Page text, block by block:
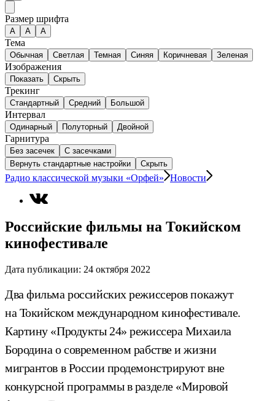
Размер шрифта
А A A
Тема
Обычная Светлая Темная Синяя Коричневая Зеленая
Изображения
Показать Скрыть
Трекинг
Стандартный Средний Большой
Интервал
Одинарный Полуторный Двойной
Гарнитура
Без засечек
С засечками
Вернуть стандартные настройки
Скрыть
Радио классической музыки «Орфей» Новости
Российские фильмы на Токийском
кинофестивале
Дата публикации: 24 октября 2022
Два фильма российских режиссеров покажут
на Токийском международном кинофестивале.
Картину «Продукты 24» режиссера Михаила
Бородина о современном рабстве и жизни
мигрантов в России продемонстрируют вне
конкурсной программы в разделе «Мировой